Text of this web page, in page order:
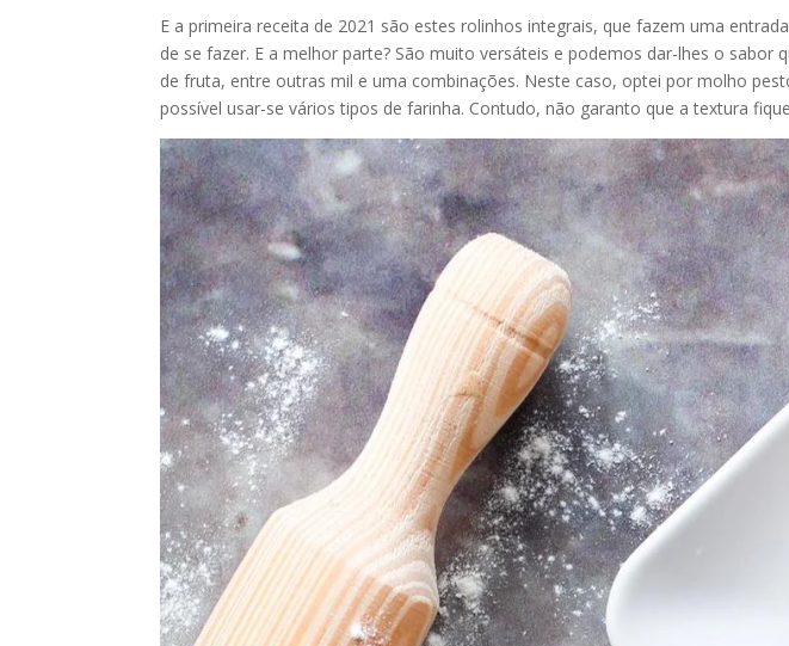
E a primeira receita de 2021 são estes rolinhos integrais, que fazem uma
de se fazer. E a melhor parte? São muito versáteis e podemos dar-lhes o
de fruta, entre outras mil e uma combinações. Neste caso, optei por molho
possível usar-se vários tipos de farinha. Contudo, não garanto que a textura